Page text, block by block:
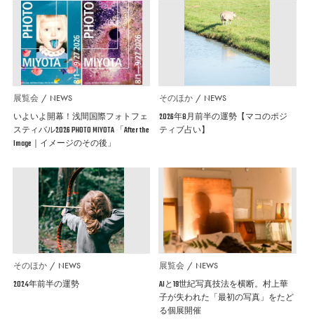
展覧会 NEWS
いよいよ開幕！浅間国際フォトフェ
スティバル2026 PHOTO MIYOTA 「After the
Image｜イメージのその後」
そのほか NEWS
2026年8月前半の運勢【マコのポジ
ティブ占い】
そのほか NEWS
2024年前半の運勢
展覧会 NEWS
AIと19世紀写真技法を横断。村上華
子が失われた「最初の写真」をたど
る個展開催